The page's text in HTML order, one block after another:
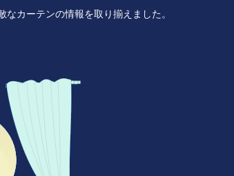
カーテンの情報を取り揃えました。